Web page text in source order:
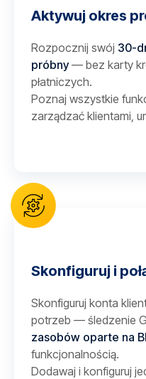
Aktywuj okres
Rozpocznij swój 30-
próbny— bez karty
płatniczych.
Poznaj wszystkie
zarządzać klientami,
Skonfiguruj i
Skonfiguruj konta
potrzeb — śledzenie
zasobów oparte na
funkcjonalnością.
Dodawaj i konfiguruj